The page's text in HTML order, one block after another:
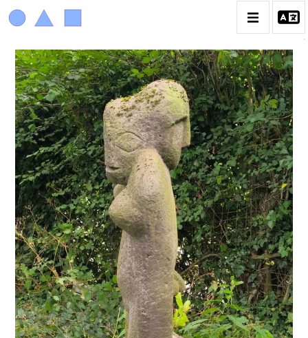
ACHIAM
BIOGRAPHIE
LA PROMENADE DES JARDINS À SÈVRES
CATALOGUE DES OEUVRES
ANIMAUX & PLANTES
BIBLIQUE
ENGAGEMENTS & SOCIÉTÉ
MUSIQUE & DANSE
VIE & SENTIMENTS
VISAGES